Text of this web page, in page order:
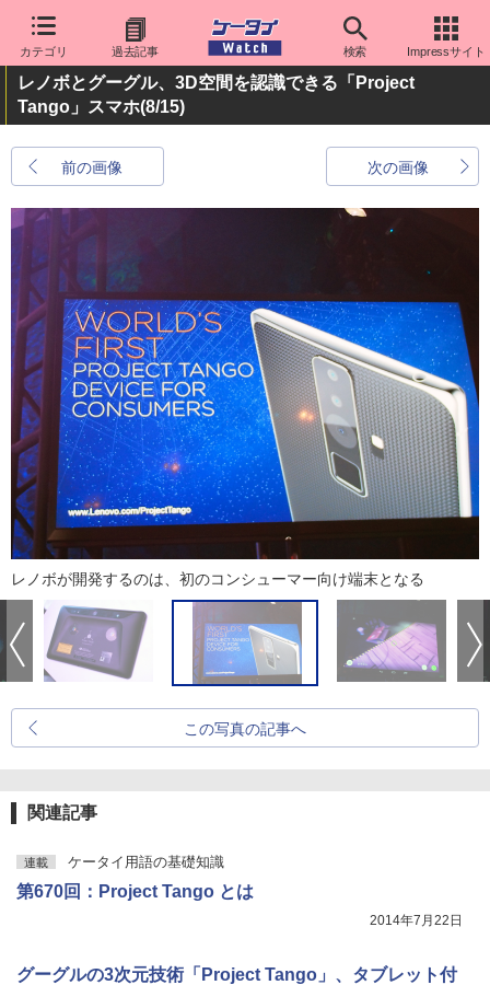
カテゴリ 過去記事 検索 Impressサイト
レノボとグーグル、3D空間を認識できる「Project
Tango」スマホ(8/15)
前の画像 次の画像
レノボが開発するのは、初のコンシューマー向け端末となる
この写真の記事へ
関連記事
連載 ケータイ用語の基礎知識
第670回：Project Tango とは
2014年7月22日
グーグルの3次元技術「Project Tango」、タブレット付